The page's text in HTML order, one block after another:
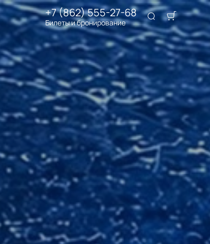
+7 (862) 555-27-68
Билеты и бронирование